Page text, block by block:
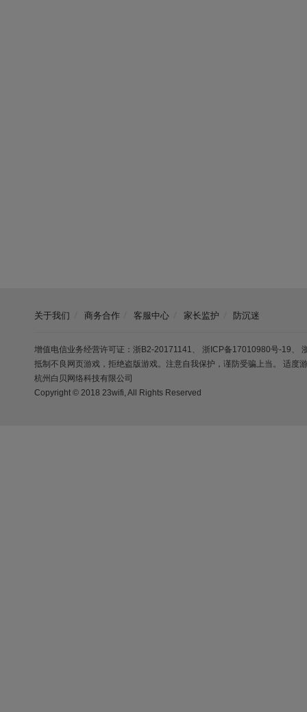
关于我们 商务合作 客服中心 家长监护 防沉迷
增值电信业务经营许可证：浙B2-20171141、 浙ICP备17010980号-19、
抵制不良网页游戏，拒绝盗版游戏。注意自我保护，谨防受骗上当。 适度
杭州白贝网络科技有限公司
Copyright © 2018 23wifi, All Rights Reserved